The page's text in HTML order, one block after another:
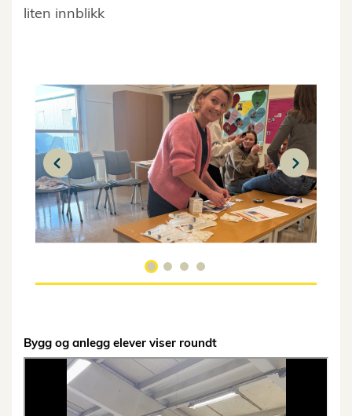
liten innblikk
Bygg og anlegg elever viser roundt